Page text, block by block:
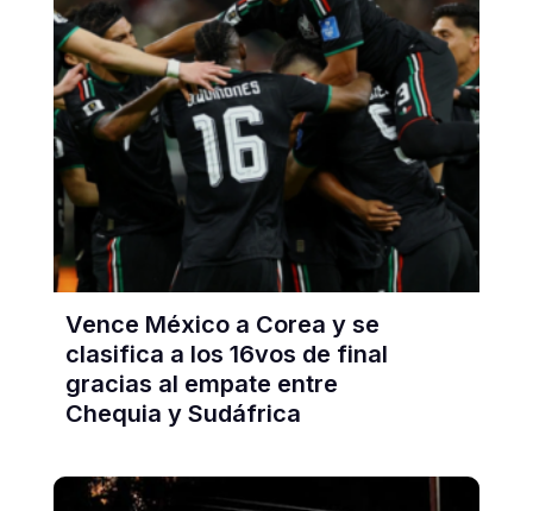
Vence México a Corea y se
clasifica a los 16vos de final
gracias al empate entre
Chequia y Sudáfrica